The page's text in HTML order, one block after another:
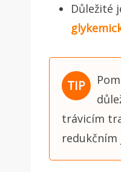
Důležité
trávicím
redukčním